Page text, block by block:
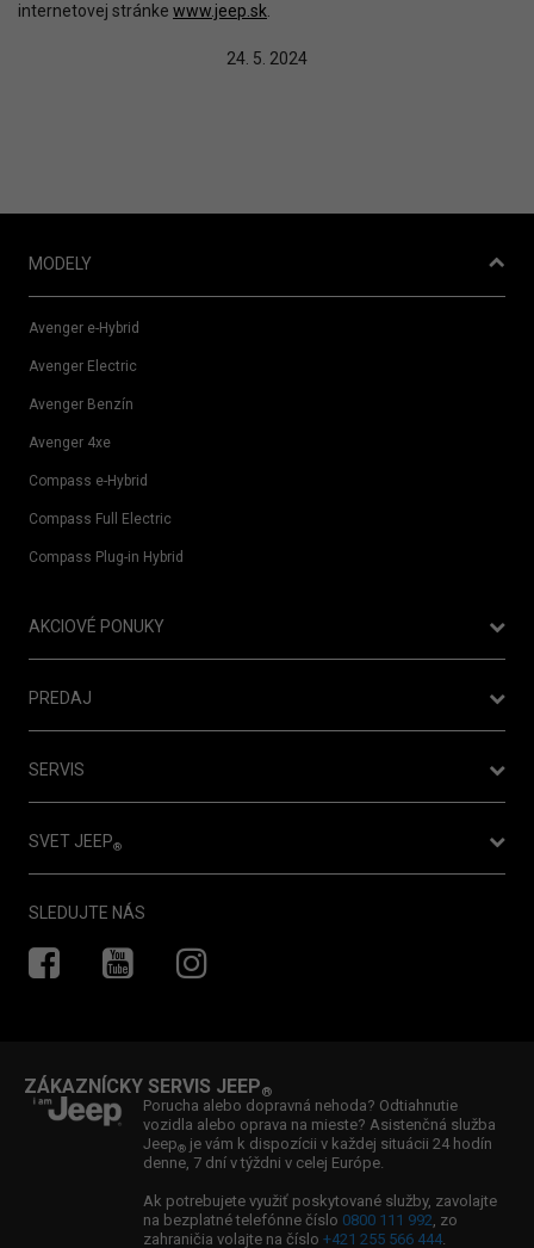
internetovej stránke www.jeep.sk
24. 5. 2024
MODELY
Avenger e-Hybrid
Avenger Electric
Avenger Benzín
Avenger 4xe
Compass e-Hybrid
Compass Full Electric
Compass Plug-in Hybrid
AKCIOVÉ PONUKY
Ponuka Operatívneho leasingu
Nový Jeep® Compass je tu!
Jeep®Avenger - dopredaj skladových zásob
Jeep Avenger už aj vo verzii 4xe
PREDAJ
Cenníky
Konfigurátor
Testovacia jazda
Cenová ponuka
Vyhľadať predajcu
Kontaktujte nás
SERVIS
Objednať vozidlo do servisu
Vyhľadať servis
Záruka
Asistencia
SVET JEEP®
Novinky
Newsletter
Súťaže
Ambasádorka značky Jeep® : Viktória Forster
Ambasádor značky Jeep®: William Fox Pitt
& Spartan
SLEDUJTE NÁS
ZÁKAZNÍCKY SERVIS JEEP®
Porucha alebo dopravná nehoda? Odtiahnutie
vozidla alebo oprava na mieste? Asistenčná služba
Jeep® je vám k dispozícii v každej situácii 24 hodín
denne, 7 dní v týždni v celej Európe.
Ak potrebujete využiť poskytované služby, zavolajte
na bezplatné telefónne číslo 0800 111 992, zo
zahraničia volajte na číslo +421 255 566 444.